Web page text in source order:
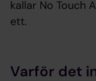
kallar No Touch
ett.
Varför det